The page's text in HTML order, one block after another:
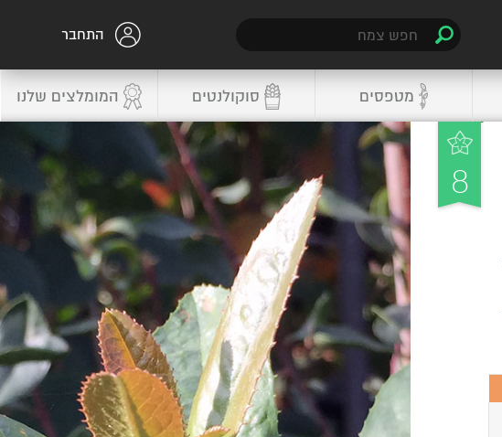
התחבר
מטפסים סוקולנטים המומלצים שלנו
8